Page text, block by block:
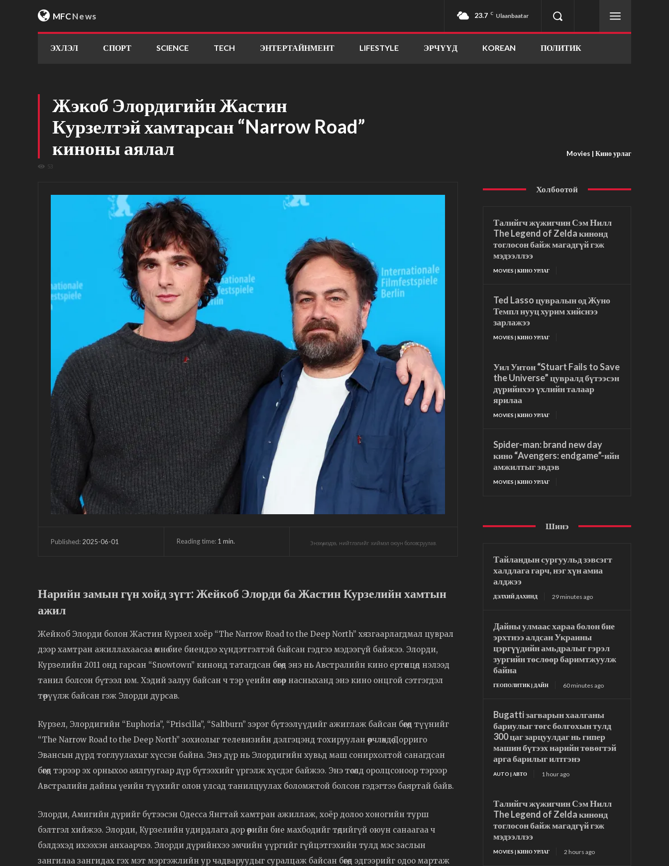
MFCNews 23.7 C Ulaanbaatar
ЭХЛЭЛ СПОРТ SCIENCE TECH ЭНТЕРТАЙНМЕНТ LIFESTYLE ЭРЧҮҮД KOREAN ПОЛИТИК
Жэкоб Элордигийн Жастин
Курзелтэй хамтарсан “Narrow Road”
киноны аялал
53
Movies | Кино урлаг
Published: 2025-06-01 Reading time: 1 min. Энэхүү мэдээ, нийтлэлийг хиймэл оюун боловсруулав.
Нарийн замын гүн хойд зүгт: Жейкоб Элорди ба Жастин Курзелийн хамтын
ажил
Жейкоб Элорди болон Жастин Курзел хоёр “The Narrow Road to the Deep North” хязгаарлагдмал цуврал
дээр хамтран ажиллахаасаа өмнө бие биендээ хүндэтгэлтэй байсан гэдгээ мэдээгүй байжээ. Элорди,
Курзелийн 2011 онд гарсан “Snowtown” кинонд татагдсан бөгөөд энэ нь Австралийн кино ертөнцөд нэлээд
танил болсон бүтээл юм. Хэдий залуу байсан ч тэр үеийн өсвөр насныханд энэ кино онцгой сэтгэгдэл
төрүүлж байсан гэж Элорди дурсав.
Курзел, Элордигийн “Euphoria”, “Priscilla”, “Saltburn” зэрэг бүтээлүүдийг ажиглаж байсан бөгөөд түүнийг
“The Narrow Road to the Deep North” зохиолыг телевизийн дэлгэцэнд тохируулан өөрчлөхдөө Дорриго
Эвансын дүрд тоглуулахыг хүссэн байна. Энэ дүр нь Элордигийн хувьд маш сонирхолтой санагдсан
бөгөөд тэрээр эх орныхоо аялгуугаар дүр бүтээхийг үргэлж хүсдэг байжээ. Энэ төсөлд оролцсоноор тэрээр
Австралийн дайны үеийн түүхийг олон улсад танилцуулах боломжтой болсон гэдэгтээ баяртай байв.
Элорди, Амигийн дүрийг бүтээсэн Одесса Янгтай хамтран ажиллаж, хоёр долоо хоногийн турш
бэлтгэл хийжээ. Элорди, Курзелийн удирдлага дор өөрийн бие махбодийг төдийгүй оюун санаагаа ч
бэлдэхэд ихээхэн анхаарчээ. Элорди дүрийнхээ эмчийн үүргийг гүйцэтгэхийн тулд мэс заслын
зангилаа зангидах гэх мэт мэргэжлийн ур чадваруудыг суралцаж байсан бөгөөд эдгээрийг одоо мартаж
Холбоотой
Талийгч жүжигчин Сэм Нилл
The Legend of Zelda кинонд
тоглосон байж магадгүй гэж
мэдээллээ
MOVIES | КИНО УРЛАГ
Ted Lasso цувралын од Жуно
Темпл нууц хурим хийснээ
зарлажээ
MOVIES | КИНО УРЛАГ
Уил Уитон “Stuart Fails to Save
the Universe” цувралд бүтээсэн
дүрийнхээ үхлийн талаар
ярилаа
MOVIES | КИНО УРЛАГ
Spider-man: brand new day
кино “Avengers: endgame”-ийн
амжилтыг эвдэв
MOVIES | КИНО УРЛАГ
Шинэ
Тайландын сургуульд зэвсэгт
халдлага гарч, нэг хүн амиа
алджээ
ДЭЛХИЙ ДАХИНД 29 minutes ago
Дайны улмаас хараа болон бие
эрхтнээ алдсан Украины
цэргүүдийн амьдралыг гэрэл
зургийн төслөөр баримтжуулж
байна
ГЕОПОЛИТИК | ДАЙН 60 minutes ago
Bugatti загварын хаалганы
бариулыг төгс болгохын тулд
300 цаг зарцуулдаг нь гипер
машин бүтээх нарийн төвөгтэй
арга барилыг илтгэнэ
AUTO | АВТО 1 hour ago
Талийгч жүжигчин Сэм Нилл
The Legend of Zelda кинонд
тоглосон байж магадгүй гэж
мэдээллээ
MOVIES | КИНО УРЛАГ 2 hours ago